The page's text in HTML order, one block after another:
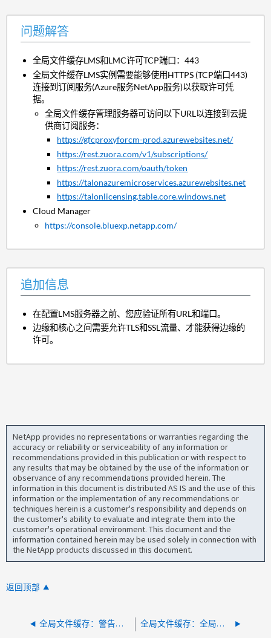
问题解答
全局文件缓存LMS和LMC许可TCP端口：443
全局文件缓存LMS实例需要能够使用HTTPS (TCP端口443)
连接到订阅服务(Azure服务NetApp服务)以获取许可凭
据。
全局文件缓存管理服务器可访问以下URL以连接到云提
供商订阅服务：
https://gfcproxyforcm-prod.azurewebsites.net/
https://rest.zuora.com/v1/subscriptions/
https://rest.zuora.com/oauth/token
https://talonazuremicroservices.azurewebsites.net
https://talonlicensing.table.core.windows.net
Cloud Manager
https://console.bluexp.netapp.com/
追加信息
在配置LMS服务器之前、您应验证所有URL和端口。
边缘和核心之间需要允许TLS和SSL流量、才能获得边缘的
许可。
NetApp provides no representations or warranties regarding the
accuracy or reliability or serviceability of any information or
recommendations provided in this publication or with respect to
any results that may be obtained by the use of the information or
observance of any recommendations provided herein. The
information in this document is distributed AS IS and the use of this
information or the implementation of any recommendations or
techniques herein is a customer's responsibility and depends on
the customer's ability to evaluate and integrate them into the
customer's operational environment. This document and the
information contained herein may be used solely in connection with
the NetApp products discussed in this document.
返回顶部
全局文件缓存：警告旧XML许可已弃用、请切换到Talon License Manager Server (LMS)。Fast_Messages.log中显示的错误 全局文件缓存：全局文件缓存的虚拟部署要求是什么